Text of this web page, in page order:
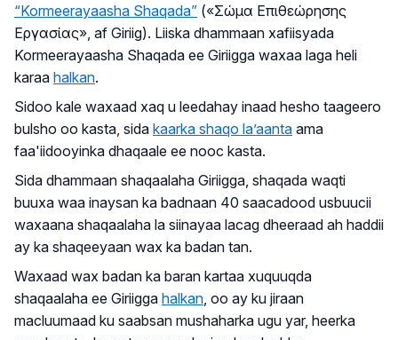
“Kormeerayaasha Shaqada” («Σώμα Επιθεώρησης
Εργασίας», af Giriig). Liiska dhammaan xafiisyada
Kormeerayaasha Shaqada ee Giriigga waxaa laga heli
karaa halkan.
Sidoo kale waxaad xaq u leedahay inaad hesho taageero
bulsho oo kasta, sida kaarka shaqo la’aanta ama
faa'iidooyinka dhaqaale ee nooc kasta.
Sida dhammaan shaqaalaha Giriigga, shaqada waqti
buuxa waa inaysan ka badnaan 40 saacadood usbuucii
waxaana shaqaalaha la siinayaa lacag dheeraad ah haddii
ay ka shaqeeyaan wax ka badan tan.
Waxaad wax badan ka baran kartaa xuquuqda
shaqaalaha ee Giriigga halkan , oo ay ku jiraan
macluumaad ku saabsan mushaharka ugu yar, heerka